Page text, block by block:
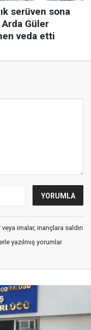
imalar, inançlara saldırı
yazılmış yorumlar